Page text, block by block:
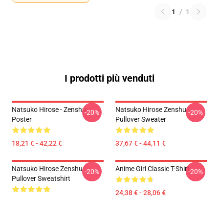
1 / 1
I prodotti più venduti
Natsuko Hirose - Zenshu
Poster
18,21 € - 42,22 €
-20%
Natsuko Hirose Zenshu
Pullover Sweater
37,67 € - 44,11 €
-20%
Natsuko Hirose Zenshu
Pullover Sweatshirt
-20% Anime Girl Classic T-Shirt
24,38 € - 28,06 €
-20%